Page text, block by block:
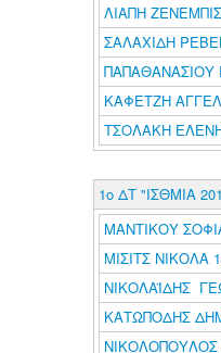
ΛΙΑΠΗ
ΣΑΛΑΧΙΔΗ
ΠΑΠΑΘΑΝΑΣΙΟΥ
ΚΑΦΕΤΖΗ
ΤΣΟΛΑΚΗ
1ο ΔΤ "ΙΣΘΜΙΑ
ΜΑΝΤΙΚΟΥ
ΜΙΣΙΤΣ ΝΙΚΟΛΑ
ΝΙΚΟΛΑΪΔΗΣ
ΚΑΤΩΠΟΔΗΣ
ΝΙΚΟΛΟΠΟΥΛΟΣ